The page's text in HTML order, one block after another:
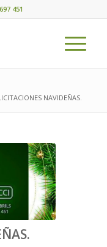
451
NAVIDEÑAS.